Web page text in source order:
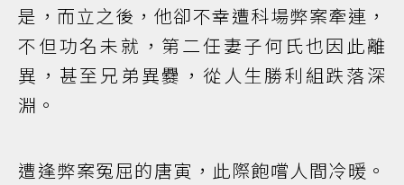
是，而立之後，他卻不幸遭科場弊案牽連，
不但功名未就，第二任妻子何氏也因此離
異，甚至兄弟異爨，從人生勝利組跌落深
淵。
遭逢弊案冤屈的唐寅，此際飽嚐人間冷暖。